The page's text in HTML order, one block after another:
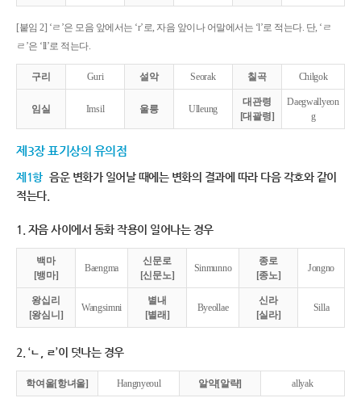
[붙임 2] ‘ㄹ’은 모음 앞에서는 ‘r’로, 자음 앞이나 어말에서는 ‘l’로 적는다. 단, ‘ㄹ
ㄹ’은 ‘ll’로 적는다.
구리 Guri 설악 Seorak 칠곡 Chilgok
임실 Imsil 울릉 Ulleung
대관령
[대괄령]
Daegwallyeon
g
제3장 표기상의 유의점
제1항 음운 변화가 일어날 때에는 변화의 결과에 따라 다음 각호와 같이
적는다.
1. 자음 사이에서 동화 작용이 일어나는 경우
백마
[뱅마]
Baengma
신문로
[신문노]
Sinmunno
종로
[종노]
Jongno
왕십리
[왕심니]
Wangsimni
별내
[별래]
Byeollae
신라
[실라]
Silla
2. ‘ㄴ, ㄹ’이 덧나는 경우
학여울[항녀울] Hangnyeoul 알약[알략] allyak